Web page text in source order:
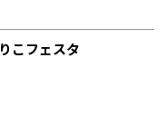
こフェスタ